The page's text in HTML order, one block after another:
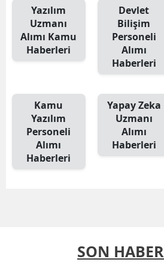
Yazılım
Uzmanı
Alımı Kamu
Haberleri
Devlet
Bilişim
Personeli
Alımı
Haberleri
Kamu
Yazılım
Personeli
Alımı
Haberleri
Yapay Zeka
Uzmanı
Alımı
Haberleri
SON